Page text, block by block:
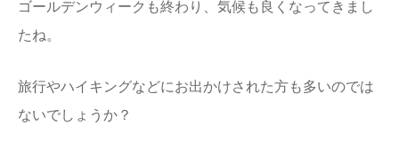
ゴールデンウィークも終わり、気候も良くなってきまし
たね。
旅行やハイキングなどにお出かけされた方も多いのでは
ないでしょうか？